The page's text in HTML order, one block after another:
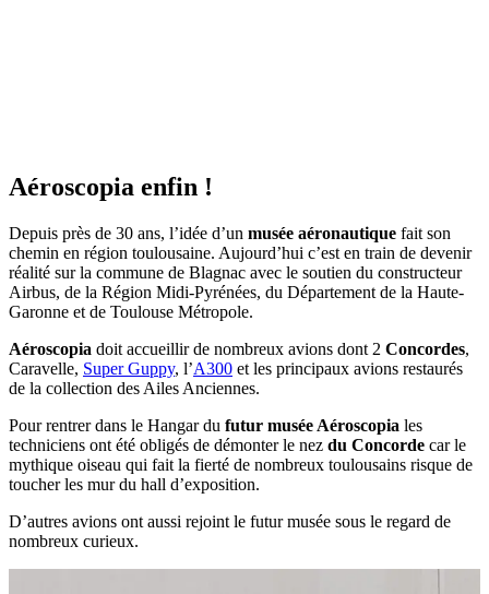
Aéroscopia enfin !
Depuis près de 30 ans, l’idée d’un musée aéronautique fait son
chemin en région toulousaine. Aujourd’hui c’est en train de devenir
réalité sur la commune de Blagnac avec le soutien du constructeur
Airbus, de la Région Midi-Pyrénées, du Département de la Haute-
Garonne et de Toulouse Métropole.
Aéroscopia doit accueillir de nombreux avions dont 2 Concordes,
Caravelle, Super Guppy, l’A300 et les principaux avions restaurés
de la collection des Ailes Anciennes.
Pour rentrer dans le Hangar du futur musée Aéroscopia les
techniciens ont été obligés de démonter le nez du Concorde car le
mythique oiseau qui fait la fierté de nombreux toulousains risque de
toucher les mur du hall d’exposition.
D’autres avions ont aussi rejoint le futur musée sous le regard de
nombreux curieux.